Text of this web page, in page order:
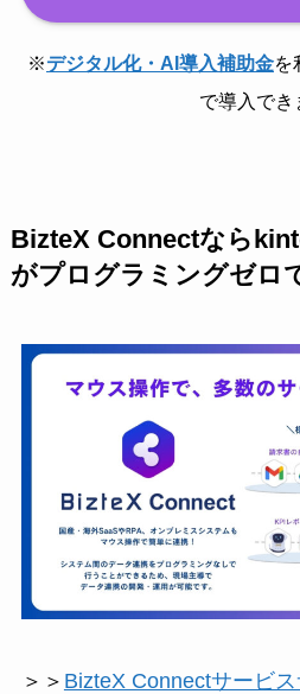
※デジタル化・AI導入補助金を
で導入でき
BizteX Connectなら
がプログラミングゼロ
＞＞ BizteX Connectサービス